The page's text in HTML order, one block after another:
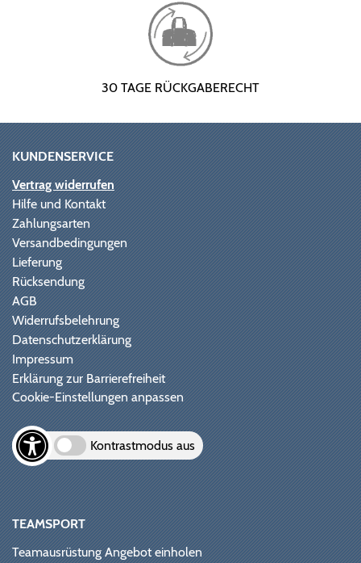
30 TAGE RÜCKGABERECHT
KUNDENSERVICE
Vertrag widerrufen
Hilfe und Kontakt
Zahlungsarten
Versandbedingungen
Lieferung
Rücksendung
AGB
Widerrufsbelehrung
Datenschutzerklärung
Impressum
Erklärung zur Barrierefreiheit
Cookie-Einstellungen anpassen
Kontrastmodus aus
TEAMSPORT
Teamausrüstung Angebot einholen